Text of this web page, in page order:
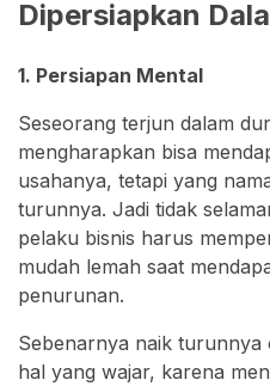
Dipersiapkan
1. Persiapan Mental
Seseorang terjun dalam
mengharapkan bisa
usahanya, tetapi yang
turunnya. Jadi tidak
pelaku bisnis harus
mudah lemah saat
penurunan.
Sebenarnya naik turunnya
hal yang wajar, karena